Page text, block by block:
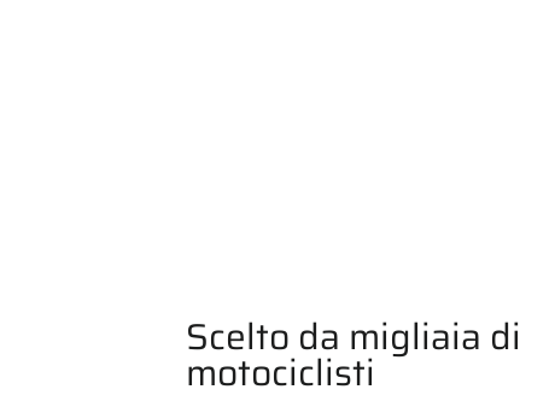
Scelto da migliaia di
motociclisti